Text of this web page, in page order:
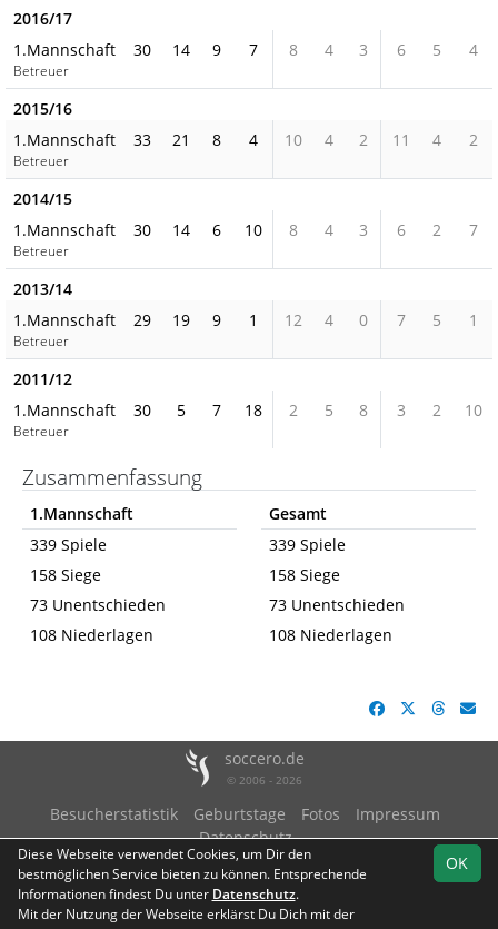
2016/17
1.Mannschaft
Betreuer
30 14 9 7 8 4 3 6 5 4
2015/16
1.Mannschaft
Betreuer
33 21 8 4 10 4 2 11 4 2
2014/15
1.Mannschaft
Betreuer
30 14 6 10 8 4 3 6 2 7
2013/14
1.Mannschaft
Betreuer
29 19 9 1 12 4 0 7 5 1
2011/12
1.Mannschaft
Betreuer
30 5 7 18 2 5 8 3 2 10
Zusammenfassung
1.Mannschaft
339 Spiele
158 Siege
73 Unentschieden
108 Niederlagen
Gesamt
339 Spiele
158 Siege
73 Unentschieden
108 Niederlagen
soccero.de
© 2006 - 2026
Besucherstatistik Geburtstage Fotos
Impressum
Datenschutz
OK
Diese Webseite verwendet Cookies, um Dir den
bestmöglichen Service bieten zu können. Entsprechende
Informationen findest Du unter Datenschutz.
Mit der Nutzung der Webseite erklärst Du Dich mit der